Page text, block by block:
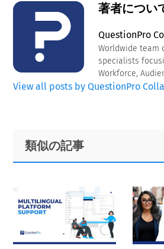
著者につい
QuestionPro
Worldwide team
specialists
Workforce,
View all posts by QuestionPro
Primary
Sidebar
Footer
類似の記事